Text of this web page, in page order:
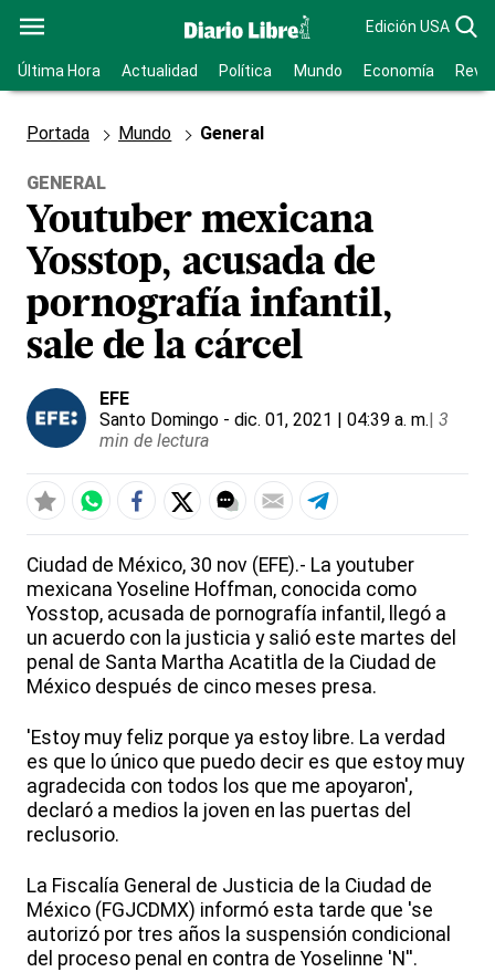
Edición USA
Última Hora Actualidad Política Mundo Economía
Portada Mundo General
GENERAL
Youtuber mexicana
Yosstop, acusada de
pornografía infantil,
sale de la cárcel
EFE
Santo Domingo - dic. 01, 2021 | 04:39 a. m.| 3
min de lectura
Ciudad de México, 30 nov (EFE).- La youtuber
mexicana Yoseline Hoffman, conocida como
Yosstop, acusada de pornografía infantil, llegó a
un acuerdo con la justicia y salió este martes del
penal de Santa Martha Acatitla de la Ciudad de
México después de cinco meses presa.
'Estoy muy feliz porque ya estoy libre. La verdad
es que lo único que puedo decir es que estoy muy
agradecida con todos los que me apoyaron',
declaró a medios la joven en las puertas del
reclusorio.
La Fiscalía General de Justicia de la Ciudad de
México (FGJCDMX) informó esta tarde que 'se
autorizó por tres años la suspensión condicional
del proceso penal en contra de Yoselinne 'N''.